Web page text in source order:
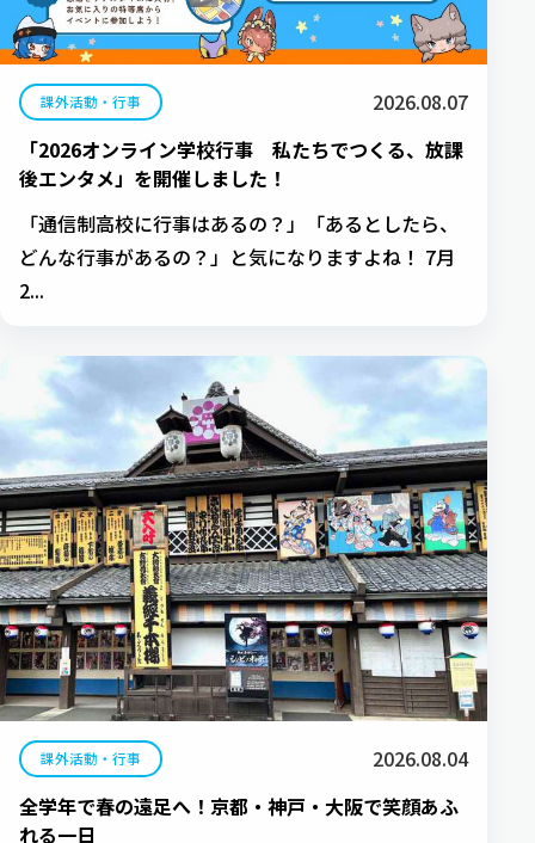
課外活動・行事
2026.08.07
「2026オンライン学校行事 私たちでつくる、放課
後エンタメ」を開催しました！
「通信制高校に行事はあるの？」「あるとしたら、
どんな行事があるの？」と気になりますよね！ 7月
2...
課外活動・行事
2026.08.04
全学年で春の遠足へ！京都・神戸・大阪で笑顔あふ
れる一日